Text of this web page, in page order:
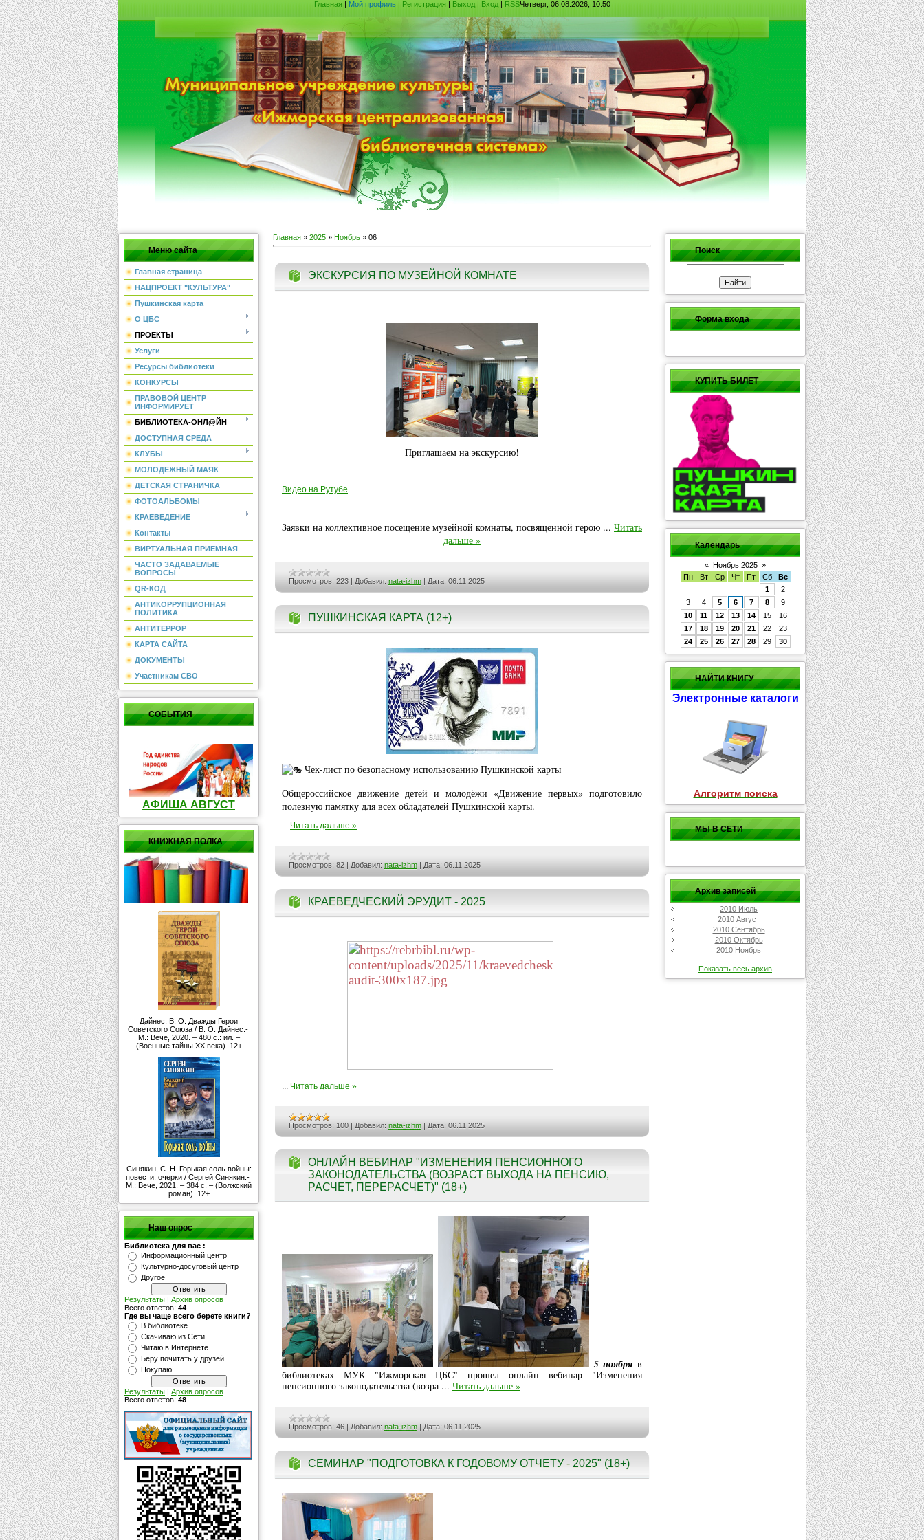
Главная| Мой профиль| Регистрация | Выход| Вход| RSSЧетверг, 06.08.2026, 10:50
Меню сайта
Главная страница
НАЦПРОЕКТ "КУЛЬТУРА"
Пушкинская карта
О ЦБС
ПРОЕКТЫ
Услуги
Ресурсы библиотеки
КОНКУРСЫ
ПРАВОВОЙ ЦЕНТР
ИНФОРМИРУЕТ
БИБЛИОТЕКА-ОНЛ@ЙН
ДОСТУПНАЯ СРЕДА
КЛУБЫ
МОЛОДЕЖНЫЙ МАЯК
ДЕТСКАЯ СТРАНИЧКА
ФОТОАЛЬБОМЫ
КРАЕВЕДЕНИЕ
Контакты
ВИРТУАЛЬНАЯ ПРИЕМНАЯ
ЧАСТО ЗАДАВАЕМЫЕ
ВОПРОСЫ
QR-КОД
АНТИКОРРУПЦИОННАЯ
ПОЛИТИКА
АНТИТЕРРОР
КАРТА САЙТА
ДОКУМЕНТЫ
Участникам СВО
СОБЫТИЯ
АФИША АВГУСТ
КНИЖНАЯ ПОЛКА
Дайнес, В. О. Дважды Герои
Советского Союза / В. О. Дайнес.-
М.: Вече, 2020. – 480 с.: ил. –
(Военные тайны ХХ века). 12+
Синякин, С. Н. Горькая соль войны:
повести, очерки / Сергей Синякин.-
М.: Вече, 2021. – 384 с. – (Волжский
роман). 12+
Наш опрос
Библиотека для вас :
Информационный центр
Культурно-досуговый центр
Другое
Результаты | Архив опросов
Всего ответов: 44
Где вы чаще всего берете книги?
В библиотеке
Скачиваю из Сети
Читаю в Интернете
Беру почитать у друзей
Покупаю
Результаты | Архив опросов
Всего ответов: 48
Главная » 2025 » Ноябрь » 06
ЭКСКУРСИЯ ПО МУЗЕЙНОЙ КОМНАТЕ
Приглашаем на экскурсию!
Видео на Рутубе
Заявки на коллективное посещение музейной комнаты, посвященной герою ... Читать
дальше »
Просмотров: 223 Добавил: nata-izhm Дата: 06.11.2025
ПУШКИНСКАЯ КАРТА (12+)
Чек-лист по безопасному использованию Пушкинской карты
Общероссийское движение детей и молодёжи «Движение первых» подготовило
полезную памятку для всех обладателей Пушкинской карты.
... Читать дальше »
Просмотров: 82 Добавил: nata-izhm Дата: 06.11.2025
КРАЕВЕДЧЕСКИЙ ЭРУДИТ - 2025
... Читать дальше »
Просмотров: 100 Добавил: nata-izhm Дата: 06.11.2025
ОНЛАЙН ВЕБИНАР "ИЗМЕНЕНИЯ ПЕНСИОННОГО
ЗАКОНОДАТЕЛЬСТВА (ВОЗРАСТ ВЫХОДА НА ПЕНСИЮ,
РАСЧЕТ, ПЕРЕРАСЧЕТ)" (18+)
5 ноября в
библиотеках МУК "Ижморская ЦБС" прошел онлайн вебинар "Изменения
пенсионного законодательства (возра ... Читать дальше »
Просмотров: 46 Добавил: nata-izhm Дата: 06.11.2025
СЕМИНАР "ПОДГОТОВКА К ГОДОВОМУ ОТЧЕТУ - 2025" (18+)
Поиск
Форма входа
КУПИТЬ БИЛЕТ
Календарь
« Ноябрь 2025 »
Пн
Вт Ср Чт Пт Сб
Вс
1
2
3
4 5 6 7 8
9
10
11 12 13 14 15
16
17
18 19 20 21 22
23
24
25 26 27 28 29 30
НАЙТИ КНИГУ
Электронные каталоги
Алгоритм поиска
МЫ В СЕТИ
Архив записей
2010 Июль
2010 Август
2010 Сентябрь
2010 Октябрь
2010 Ноябрь
Показать весь архив